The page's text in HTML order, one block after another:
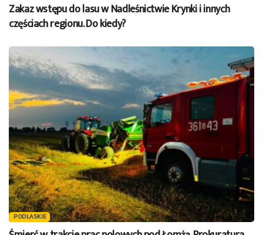
Zakaz wstępu do lasu w Nadleśnictwie Krynki i innych
częściach regionu. Do kiedy?
PODLASKIE